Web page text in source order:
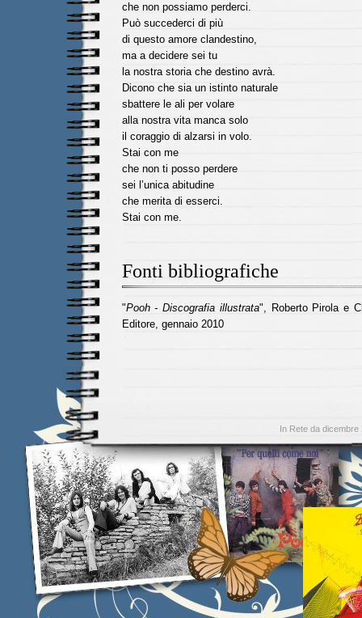
che non possiamo perderci.
Può succederci di più
di questo amore clandestino,
ma a decidere sei tu
la nostra storia che destino avrà.
Dicono che sia un istinto naturale
sbattere le ali per volare
alla nostra vita manca solo
il coraggio di alzarsi in volo.
Stai con me
che non ti posso perdere
sei l’unica abitudine
che merita di esserci.
Stai con me.
Fonti bibliografiche
"Pooh - Discografia illustrata", Roberto Pirola e
Editore, gennaio 2010
In Rete da dicembre